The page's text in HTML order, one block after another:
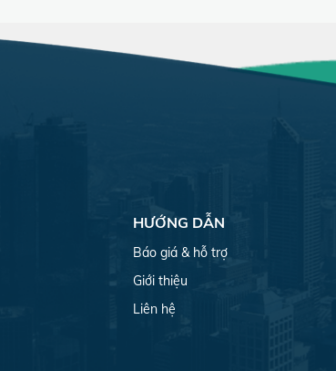
HƯỚNG DẪN
Báo giá & hỗ trợ
Giới thiệu
Liên hệ